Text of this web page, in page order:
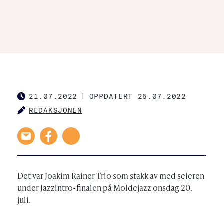
PUBLISHED
21.07.2022 OPPDATERT 25.07.2022
AUTHOR
REDAKSJONEN
Det var Joakim Rainer Trio som stakk av med seieren
under Jazzintro-finalen på Moldejazz onsdag 20.
juli.